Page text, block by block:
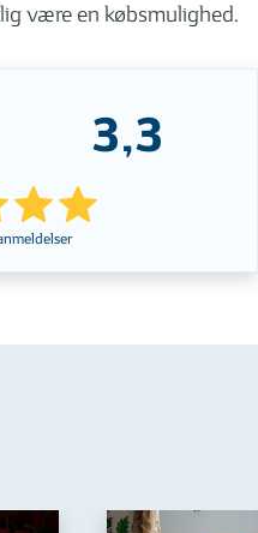
være en købsmulighed.
3,3